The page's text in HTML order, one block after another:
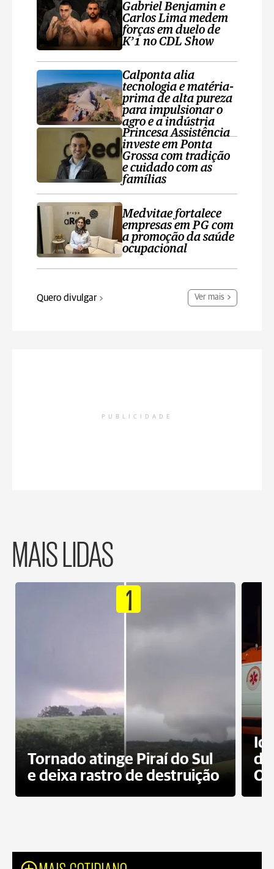
Gabriel Benjamin e
Carlos Lima medem
forças em duelo de
K’1 no CDL Show
Calponta alia
tecnologia e matéria-
prima de alta pureza
para impulsionar o
agro e a indústria
Princesa Assistência
investe em Ponta
Grossa com tradição
e cuidado com as
famílias
Medvitae fortalece
empresas em PG com
a promoção da saúde
ocupacional
Quero divulgar Ver mais
PUBLICIDADE
MAIS LIDAS
1
Tornado atinge Piraí do Sul
e deixa rastro de destruição